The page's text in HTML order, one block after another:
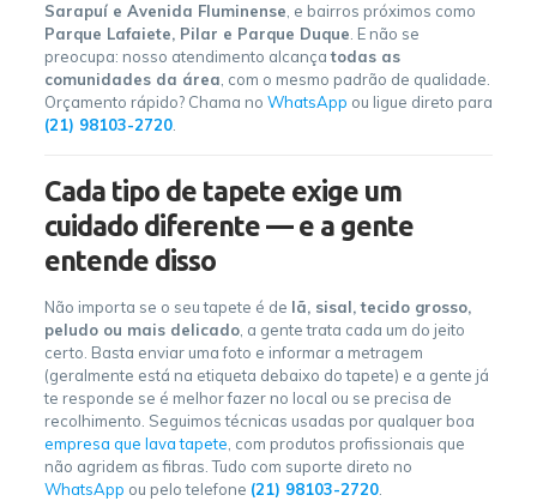
Sarapuí e Avenida Fluminense, e bairros próximos como
Parque Lafaiete, Pilar e Parque Duque. E não se
preocupa: nosso atendimento alcançatodas as
comunidades da área, com o mesmo padrão de qualidade.
Orçamento rápido? Chama no WhatsApp ou ligue direto para
(21) 98103-2720.
Cada tipo de tapete exige um
cuidado diferente — e a gente
entende disso
Não importa se o seu tapete é de lã, sisal, tecido grosso,
peludo ou mais delicado, a gente trata cada um do jeito
certo. Basta enviar uma foto e informar a metragem
(geralmente está na etiqueta debaixo do tapete) e a gente já
te responde se é melhor fazer no local ou se precisa de
recolhimento. Seguimos técnicas usadas por qualquer boa
empresa que lava tapete, com produtos profissionais que
não agridem as fibras. Tudo com suporte direto no
WhatsApp ou pelo telefone (21) 98103-2720.